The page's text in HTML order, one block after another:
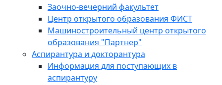
Заочно-вечерний факультет
Центр открытого образования ФИСТ
Машиностроительный центр открытого
образования "Партнер"
Аспирантура и докторантура
Информация для поступающих в
аспирантуру